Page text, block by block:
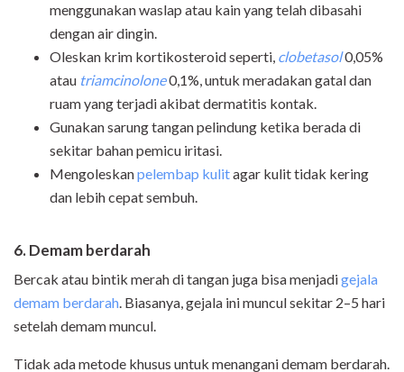
menggunakan waslap atau kain yang telah dibasahi
dengan air dingin.
Oleskan krim kortikosteroid seperti, clobetasol0,05%
atau triamcinolone0,1%, untuk meradakan gatal dan
ruam yang terjadi akibat dermatitis kontak.
Gunakan sarung tangan pelindung ketika berada di
sekitar bahan pemicu iritasi.
Mengoleskanpelembap kulitagar kulit tidak kering
dan lebih cepat sembuh.
6. Demam berdarah
Bercak atau bintik merah di tangan juga bisa menjadigejala
demam berdarah. Biasanya, gejala ini muncul sekitar 2–5 hari
setelah demam muncul.
Tidak ada metode khusus untuk menangani demam berdarah.